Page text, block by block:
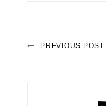
PREVIOUS POST